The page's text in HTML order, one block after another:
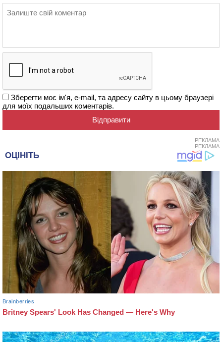
Зберегти моє ім'я, e-mail, та адресу сайту в цьому браузері
для моїх подальших коментарів.
РЕКЛАМА
РЕКЛАМА